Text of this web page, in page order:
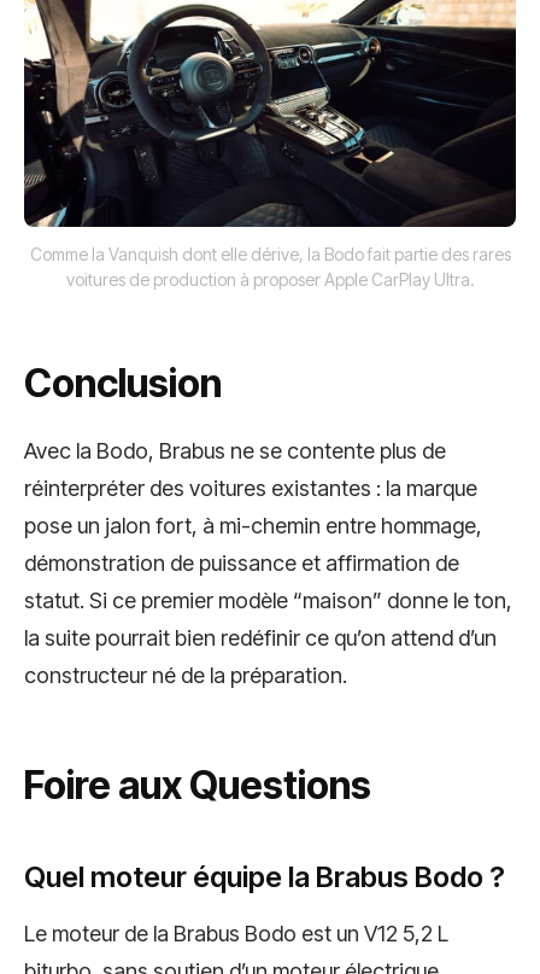
Comme la Vanquish dont elle dérive, la Bodo fait partie des rares
voitures de production à proposer Apple CarPlay Ultra.
Conclusion
Avec la Bodo, Brabus ne se contente plus de
réinterpréter des voitures existantes : la marque
pose un jalon fort, à mi-chemin entre hommage,
démonstration de puissance et affirmation de
statut. Si ce premier modèle “maison” donne le ton,
la suite pourrait bien redéfinir ce qu’on attend d’un
constructeur né de la préparation.
Foire aux Questions
Quel moteur équipe la Brabus Bodo ?
Le moteur de la Brabus Bodo est un V12 5,2 L